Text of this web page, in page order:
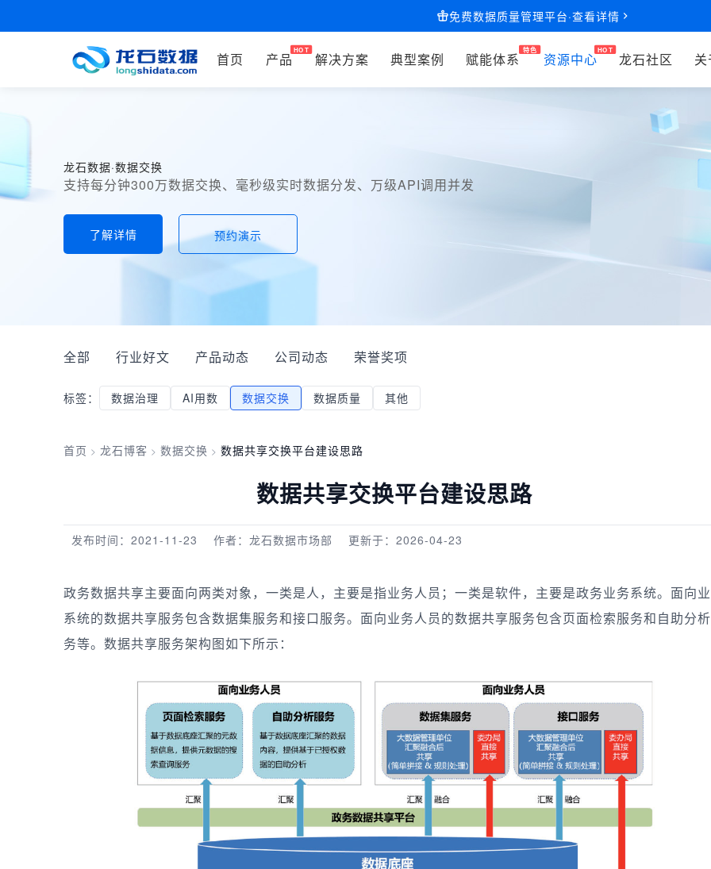
免费数据质量管理平台·查看详情
龙石数据·数据交换
支持每分钟300万数据交换、毫秒级实时数据分发、万级API调用并发
了解详情 预约演示
全部 行业好文 产品动态 公司动态 荣誉奖项
标签： 数据治理 AI用数 数据交换 数据质量 其他
首页 > 龙石博客 > 数据交换 > 数据共享交换平台建设思路
数据共享交换平台建设思路
发布时间：2021-11-23 作者：龙石数据市场部 更新于：2026-04-23
政务数据共享主要面向两类对象，一类是人，主要是指业务人员；一类是软件，主要是政务业务系统。面向
系统的数据共享服务包含数据集服务和接口服务。面向业务人员的数据共享服务包含页面检索服务和自助分
务等。数据共享服务架构图如下所示：
首页 产品 解决方案 典型案例 赋能体系 资源中心 龙石社区